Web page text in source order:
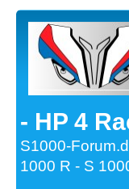
- HP 4
S1000-
1000 R - S